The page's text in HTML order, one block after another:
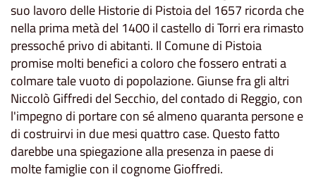
suo lavoro delle Historie di Pistoia del 1657 ricorda che
nella prima metà del 1400 il castello di Torri era rimasto
pressoché privo di abitanti. Il Comune di Pistoia
promise molti benefici a coloro che fossero entrati a
colmare tale vuoto di popolazione. Giunse fra gli altri
Niccolò Giffredi del Secchio, del contado di Reggio, con
l'impegno di portare con sé almeno quaranta persone e
di costruirvi in due mesi quattro case. Questo fatto
darebbe una spiegazione alla presenza in paese di
molte famiglie con il cognome Gioffredi.